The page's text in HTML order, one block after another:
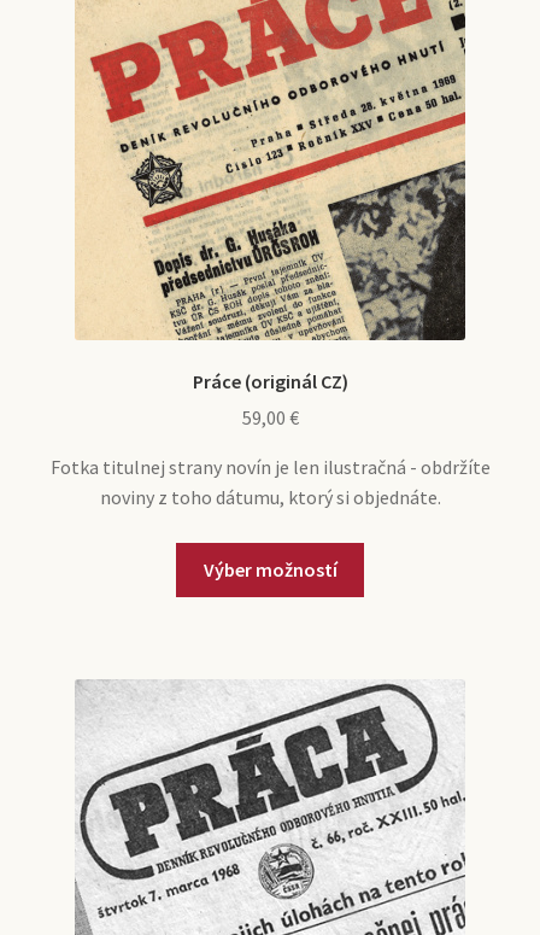
Práce (originál CZ)
59,00 €
Fotka titulnej strany novín je len ilustračná - obdržíte
noviny z toho dátumu, ktorý si objednáte.